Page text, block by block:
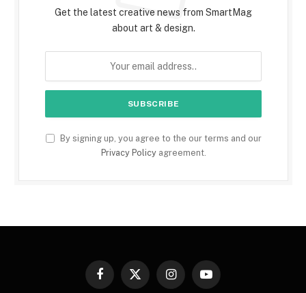
Get the latest creative news from SmartMag
about art & design.
By signing up, you agree to the our terms and our
Privacy Policyagreement.
Facebook
X
InstagramYouTube